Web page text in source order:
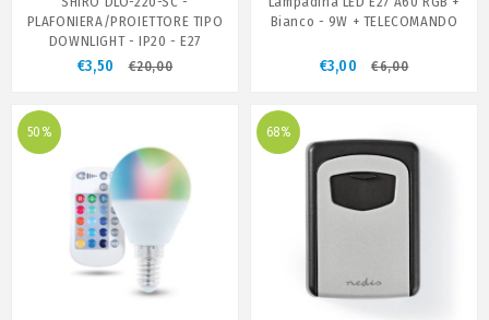
PLAFONIERA/PROIETTORE TIPO
DOWNLIGHT - IP20 - E27
€3,50 €20,00
Bianco - 9W + TELECOMANDO
€3,00 €6,00
50% 68%